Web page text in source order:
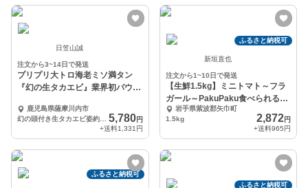
日笠山誠
注文から3~14日で発送
プリプリ大トロ海老ミソ満タン
『幻の生タカエビ』業界初パウダ
鹿児島県薩摩川内市
5,780円
+送料1,331円
ふるさと納税可
新垣直也
注文から1~10日で発送
【生鮮1.5kg】ミニトマト～フラ
ガール～PakuPaku食べられるミ
ニトマト
岩手県紫波郡矢巾町
1.5kg
2,872円
+送料965円
ふるさと納税可
ふるさと納税可